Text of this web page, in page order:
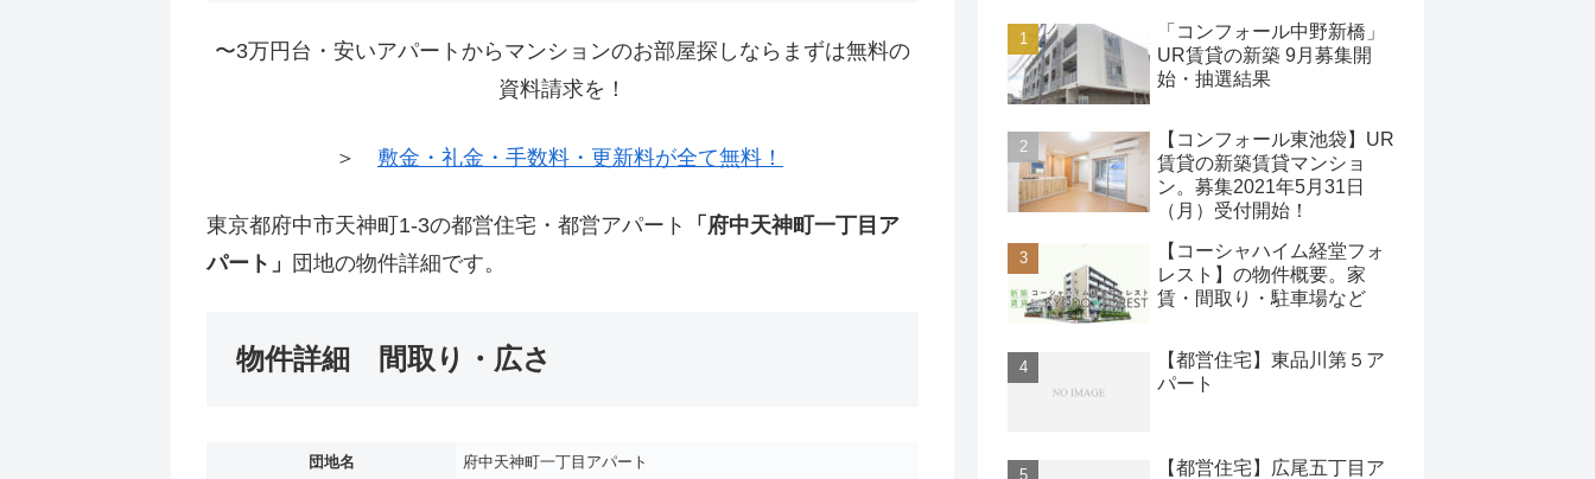
〜3万円台・安いアパートからマンションのお部屋探しならまずは無料の
資料請求を！
＞ 敷金・礼金・手数料・更新料が全て無料！
東京都府中市天神町1-3の都営住宅・都営アパート
「府中天神町一丁目ア
パート」
団地の物件詳細です。
物件詳細 間取り・広さ
団地名 府中天神町一丁目アパート
「コンフォール中野新橋」
UR賃貸の新築 9月募集開
始・抽選結果
【コンフォール東池袋】UR
賃貸の新築賃貸マンショ
ン。募集2021年5月31日
（月）受付開始！
【コーシャハイム経堂フォ
レスト】の物件概要。家
賃・間取り・駐車場など
【都営住宅】東品川第５ア
パート
【都営住宅】広尾五丁目ア